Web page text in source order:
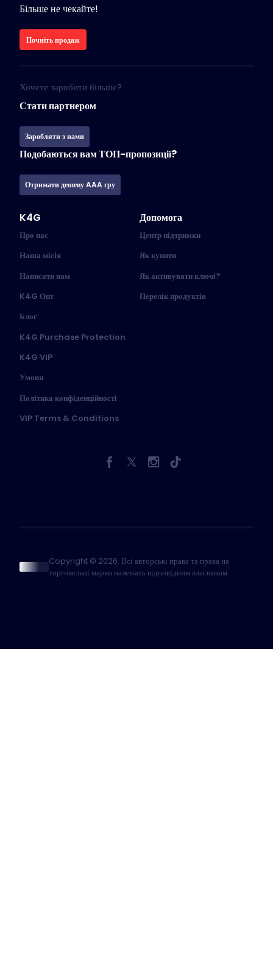
Більше не чекайте!
Почніть продаж
Хочете заробити більше?
Стати партнером
Заробляти з нами
Подобаються вам ТОП-пропозиції?
Отримати дешеву AAA гру
K4G
Про нас
Наша місія
Написати нам
K4G Опт
Блог
K4G Purchase Protection
K4G VIP
Умови
Політика конфіденційності
VIP Terms & Conditions
Допомога
Центр підтримки
Як купити
Як активувати ключі?
Перелік продуктів
Copyright © 2026. Всі авторські права та права на
торговельні марки належать відповідним власникам.